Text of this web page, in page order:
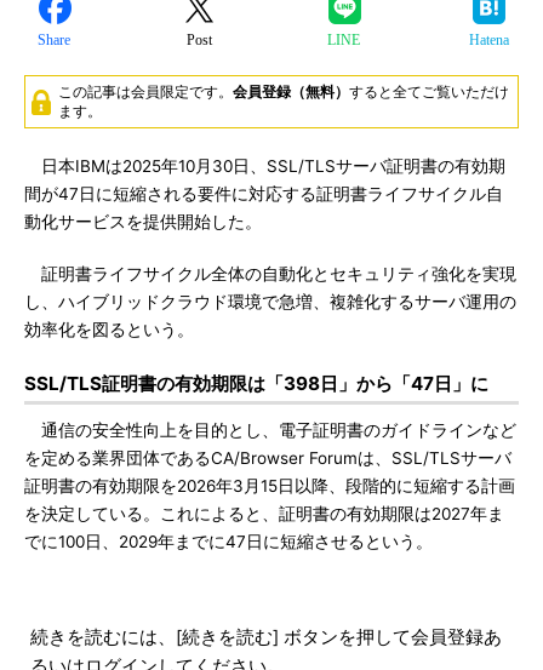
Share Post LINE Hatena
この記事は会員限定です。 会員登録（無料） すると全てご覧いただけ
ます。
日本IBMは2025年10月30日、SSL/TLSサーバ証明書の有効期
間が47日に短縮される要件に対応する証明書ライフサイクル自
動化サービスを提供開始した。
証明書ライフサイクル全体の自動化とセキュリティ強化を実現
し、ハイブリッドクラウド環境で急増、複雑化するサーバ運用の
効率化を図るという。
SSL/TLS証明書の有効期限は「398日」から「47日」に
通信の安全性向上を目的とし、電子証明書のガイドラインなど
を定める業界団体であるCA/Browser Forumは、SSL/TLSサーバ
証明書の有効期限を2026年3月15日以降、段階的に短縮する計画
を決定している。これによると、証明書の有効期限は2027年ま
でに100日、2029年までに47日に短縮させるという。
続きを読むには、[続きを読む] ボタンを押して会員登録あ